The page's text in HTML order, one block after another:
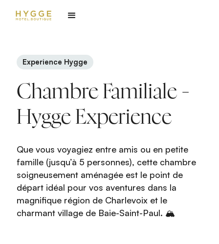
Experience Hygge
Chambre Familiale -
Hygge Experience
Que vous voyagiez entre amis ou en petite
famille (jusqu’à 5 personnes), cette chambre
soigneusement aménagée est le point de
départ idéal pour vos aventures dans la
magnifique région de Charlevoix et le
charmant village de Baie-Saint-Paul. 🏔️